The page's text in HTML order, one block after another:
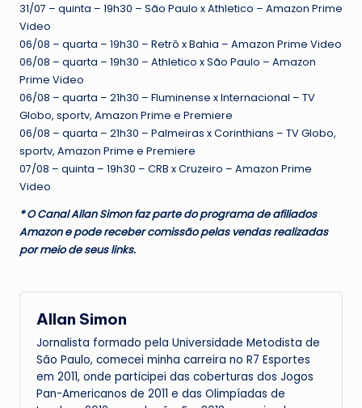
31/07 – quinta – 19h30 – São Paulo x Athletico – Amazon Prime
Video
06/08 – quarta – 19h30 – Retrô x Bahia – Amazon Prime Video
06/08 – quarta – 19h30 – Athletico x São Paulo – Amazon
Prime Video
06/08 – quarta – 21h30 – Fluminense x Internacional – TV
Globo, sportv, Amazon Prime e Premiere
06/08 – quarta – 21h30 – Palmeiras x Corinthians – TV Globo,
sportv, Amazon Prime e Premiere
07/08 – quinta – 19h30 – CRB x Cruzeiro – Amazon Prime
Video
* O Canal Allan Simon faz parte do programa de afiliados
Amazon e pode receber comissão pelas vendas realizadas
por meio de seus links.
Allan Simon
Jornalista formado pela Universidade Metodista de
São Paulo, comecei minha carreira no R7 Esportes
em 2011, onde participei das coberturas dos Jogos
Pan-Americanos de 2011 e das Olimpíadas de